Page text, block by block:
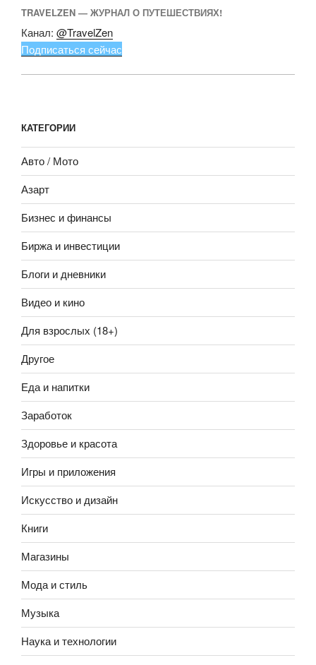
TRAVELZEN — ЖУРНАЛ О ПУТЕШЕСТВИЯХ!
Канал: @TravelZen
Подписаться сейчас
КАТЕГОРИИ
Авто / Мото
Азарт
Бизнес и финансы
Биржа и инвестиции
Блоги и дневники
Видео и кино
Для взрослых (18+)
Другое
Еда и напитки
Заработок
Здоровье и красота
Игры и приложения
Искусство и дизайн
Книги
Магазины
Мода и стиль
Музыка
Наука и технологии